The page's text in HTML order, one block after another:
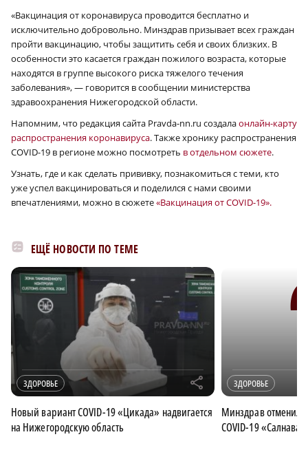
«Вакцинация от коронавируса проводится бесплатно и
исключительно добровольно. Минздрав призывает всех граждан
пройти вакцинацию, чтобы защитить себя и своих близких. В
особенности это касается граждан пожилого возраста, которые
находятся в группе высокого риска тяжелого течения
заболевания», — говорится в сообщении министерства
здравоохранения Нижегородской области.
Напомним, что редакция сайта Рravda-nn.ru создалаонлайн-карту
распространения коронавируса. Также хронику распространения
COVID-19 в регионе можно посмотреть в отдельном сюжете.
Узнать, где и как сделать прививку, познакомиться с теми, кто
уже успел вакцинироваться и поделился с нами своими
впечатлениями, можно в сюжете«Вакцинация от COVID-19».
ЕЩЁ НОВОСТИ ПО ТЕМЕ
ЗДОРОВЬЕ r
Новый вариант COVID-19 «Цикада» надвигается
на Нижегородскую область
ЗДОРОВЬЕ
Минздрав отменил
COVID-19